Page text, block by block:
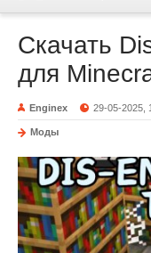
Скачать
для
Enginex 29-05-2025,
Моды